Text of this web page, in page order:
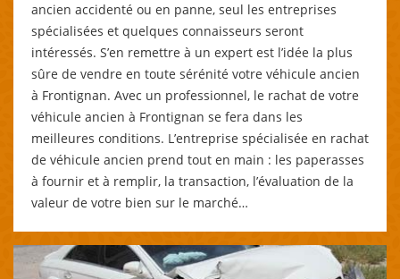
ancien accidenté ou en panne, seul les entreprises
spécialisées et quelques connaisseurs seront
intéressés. S’en remettre à un expert est l’idée la plus
sûre de vendre en toute sérénité votre véhicule ancien
à Frontignan. Avec un professionnel, le rachat de votre
véhicule ancien à Frontignan se fera dans les
meilleures conditions. L’entreprise spécialisée en rachat
de véhicule ancien prend tout en main : les paperasses
à fournir et à remplir, la transaction, l’évaluation de la
valeur de votre bien sur le marché…